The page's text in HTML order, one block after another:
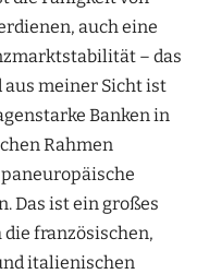
auch eine
– das
aus meiner Sicht ist
Banken in
Rahmen
Das ist ein großes
die französischen,
italienischen